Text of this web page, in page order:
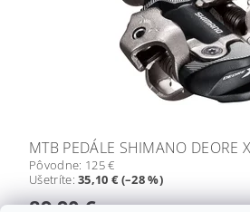
MTB PEDÁLE SHIMANO DEORE
Pôvodne: 125 €
Ušetríte:35,10 € (–28 %)